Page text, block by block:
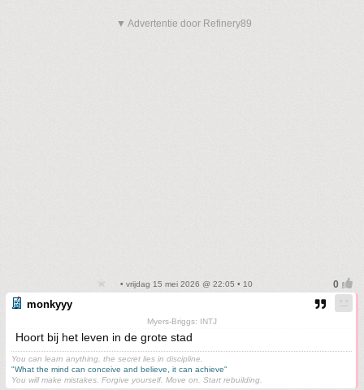
▼ Advertentie door Refinery89
• vrijdag 15 mei 2026 @ 22:05 • 10
monkyyy
Myers-Briggs: INTJ
Hoort bij het leven in de grote stad
You can learn anything, the secret lies in discipline.
"What the mind can conceive and believe, it can achieve"
You will make mistakes. Forgive yourself. Move on. Start rebuilding.